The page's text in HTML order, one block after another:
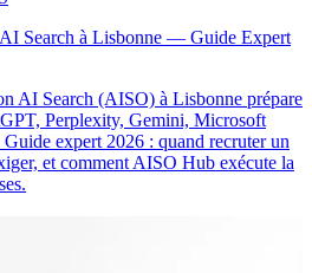
Search à Lisbonne — Guide Expert
AI Search (AISO) à Lisbonne prépare
Perplexity, Gemini, Microsoft
expert 2026 : quand recruter un
et comment AISO Hub exécute la